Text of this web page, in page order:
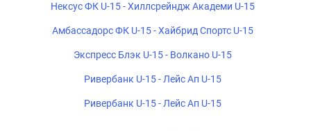
Нексус ФК U-15 - Хиллсрейндж Академи U-15
Амбассадорс ФК U-15 - Хайбрид Спортс U-15
Экспресс Блэк U-15 - Волкано U-15
Ривербанк U-15 - Лейс Ап U-15
Ривербанк U-15 - Лейс Ап U-15